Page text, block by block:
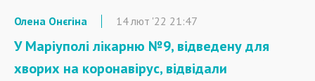
Олена Онєгіна 14лют '22 21:47
У Маріуполі лікарню №9, відведену для
хворих на коронавірус, відвідали